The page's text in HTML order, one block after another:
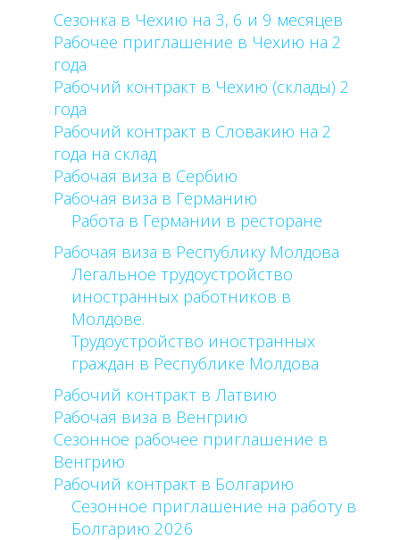
Сезонка в Чехию на 3, 6 и 9 месяцев
Рабочее приглашение в Чехию на 2
года
Рабочий контракт в Чехию (склады) 2
года
Рабочий контракт в Словакию на 2
года на склад
Рабочая виза в Сербию
Рабочая виза в Германию
Работа в Германии в ресторане
Рабочая виза в Республику Молдова
Легальное трудоустройство
иностранных работников в
Молдове.
Трудоустройство иностранных
граждан в Республике Молдова
Рабочий контракт в Латвию
Рабочая виза в Венгрию
Сезонное рабочее приглашение в
Венгрию
Рабочий контракт в Болгарию
Сезонное приглашение на работу в
Болгарию 2026